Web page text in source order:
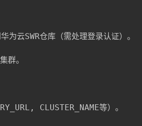
SWR仓库（需处理登录认证）。
群。
CLUSTER_NAME等）。